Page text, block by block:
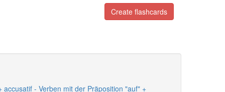
Create flashcards
- Verben mit der Präposition "auf" +